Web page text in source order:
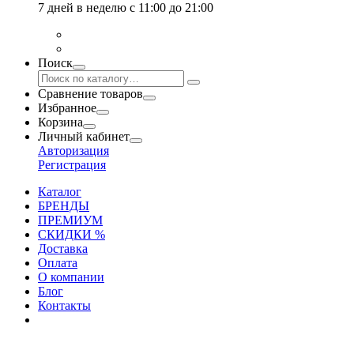
7 дней в неделю с 11:00 до 21:00
Поиск
Сравнение товаров
Избранное
Корзина
Личный кабинет
Авторизация
Регистрация
Каталог
БРЕНДЫ
ПРЕМИУМ
СКИДКИ %
Доставка
Оплата
О компании
Блог
Контакты